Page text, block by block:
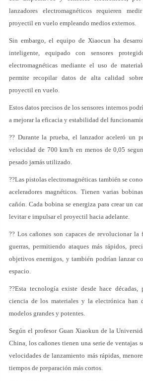
lanzadores electromagnéticos requieren
proyectil en vuelo empleando medios externos.
Sin embargo, el equipo de Xiaocun ha
inteligente, equipado con sensores
electromagnéticas mediante el uso de
permite recopilar datos de alta calidad
proyectil en vuelo.
Estos datos precisos de los sensores internos
a mejorar la eficacia y estabilidad del
?? Durante la prueba, el lanzador aceleró un
velocidad de 700 km/h en menos de 0,05
pesado jamás utilizado.
??Las pistolas electromagnéticas también se
aceleradores magnéticos. Tienen varias
cañón. Cada bobina se energiza para crear un
levitar e impulsar el proyectil hacia adelante.
?? Los cañones son capaces de revolucionar
guerras, permitiendo ataques más rápidos,
objetivos enemigos, y también podrían lanzar
espacio.
??Esta tecnología existe desde hace
ciencia de los materiales y la electrónica han
modelos grandes y potentes.
Según el profesor Guan Xiaokun de la
China, los cañones tienen una serie de ventajas
velocidades de lanzamiento más rápidas,
tiempos de preparación más cortos.